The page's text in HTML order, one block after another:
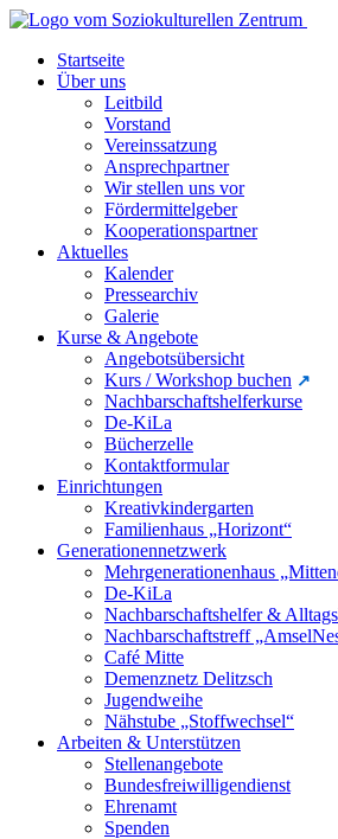
Startseite
Über uns
Leitbild
Vorstand
Vereinssatzung
Ansprechpartner
Wir stellen uns vor
Fördermittelgeber
Kooperationspartner
Aktuelles
Kalender
Pressearchiv
Galerie
Kurse & Angebote
Angebotsübersicht
Kurs / Workshop buchen
Nachbarschaftshelferkurse
De-KiLa
Bücherzelle
Kontaktformular
Einrichtungen
Kreativkindergarten
Familienhaus „Horizont“
Generationennetzwerk
Mehrgenerationenhaus
De-KiLa
Nachbarschaftshelfer &
Nachbarschaftstreff
Café Mitte
Demenznetz Delitzsch
Jugendweihe
Nähstube „Stoffwechsel“
Arbeiten & Unterstützen
Stellenangebote
Bundesfreiwilligendienst
Ehrenamt
Spenden